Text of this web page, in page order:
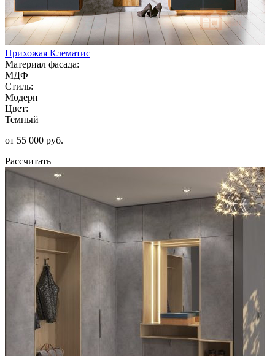
Прихожая Клематис
Материал фасада:
МДФ
Стиль:
Модерн
Цвет:
Темный
от 55 000 руб.
Рассчитать